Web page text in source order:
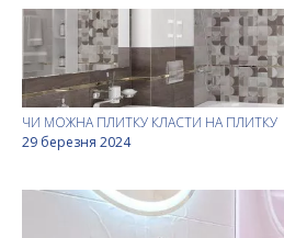
ЧИ МОЖНА ПЛИТКУ КЛАСТИ НА ПЛИТКУ
29 березня 2024